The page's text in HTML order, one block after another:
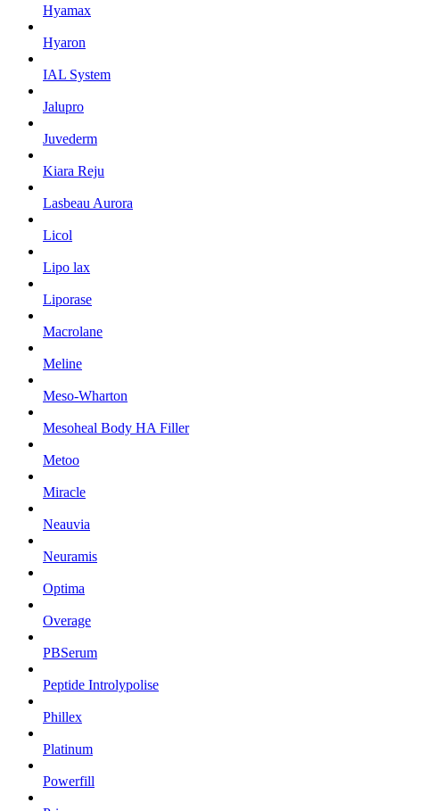
Hyamax
Hyaron
IAL System
Jalupro
Juvederm
Kiara Reju
Lasbeau Aurora
Licol
Lipo lax
Liporase
Macrolane
Meline
Meso-Wharton
Mesoheal Body HA Filler
Metoo
Miracle
Neauvia
Neuramis
Optima
Overage
PBSerum
Peptide Introlypolise
Phillex
Platinum
Powerfill